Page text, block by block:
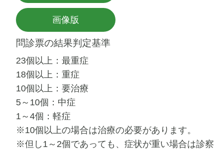
画像版
問診票の結果判定基準
23個以上：最重症
18個以上：重症
10個以上：要治療
5～10個：中症
1～4個：軽症
※10個以上の場合は治療の必要があります。
※但し1～2個であっても、症状が重い場合は診察